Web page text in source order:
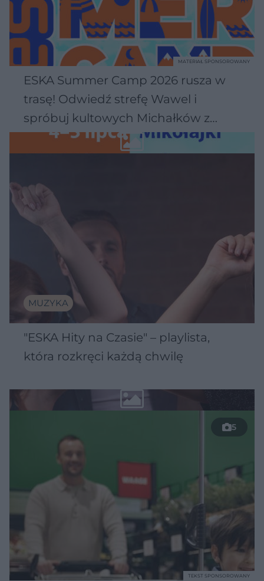
ESKA Summer Camp 2026 rusza w
trasę! Odwiedź strefę Wawel i
spróbuj kultowych Michałków z
Wawelu
MATERIAŁ SPONSOROWANY
MUZYKA
"ESKA Hity na Czasie" – playlista,
która rozkręci każdą chwilę
5
TEKST SPONSOROWANY